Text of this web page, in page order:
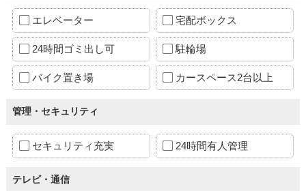
エレベーター 宅配ボックス
24時間ゴミ出し可 駐輪場
バイク置き場 カースペース2台以上
管理・セキュリティ
セキュリティ充実 24時間有人管理
テレビ・通信